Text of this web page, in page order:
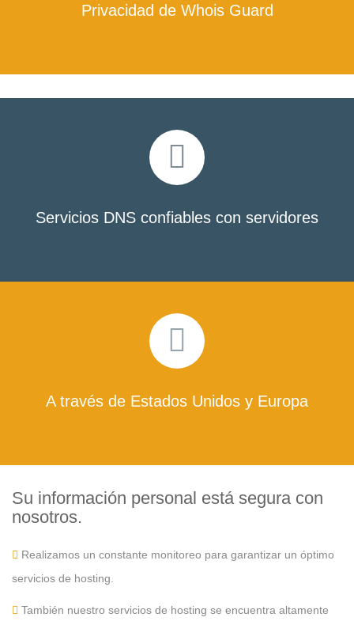
Privacidad de Whois Guard
Servicios DNS confiables con servidores
A través de Estados Unidos y Europa
Su información personal está segura con
nosotros.
Realizamos un constante monitoreo para garantizar un óptimo
servicios de hosting.
También nuestro servicios de hosting se encuentra altamente